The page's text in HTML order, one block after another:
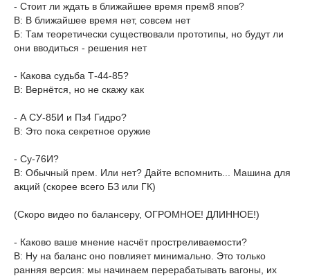
- Стоит ли ждать в ближайшее время прем8 япов?
В: В ближайшее время нет, совсем нет
Б: Там теоретически существовали прототипы, но будут ли
они вводиться - решения нет
- Какова судьба Т-44-85?
В: Вернётся, но не скажу как
- А СУ-85И и Пз4 Гидро?
В: Это пока секретное оружие
- Су-76И?
В: Обычный прем. Или нет? Дайте вспомнить... Машина для
акций (скорее всего БЗ или ГК)
(Скоро видео по балансеру, ОГРОМНОЕ! ДЛИННОЕ!)
- Каково ваше мнение насчёт простреливаемости?
В: Ну на баланс оно повлияет минимально. Это только
ранняя версия: мы начинаем перерабатывать вагоны, их